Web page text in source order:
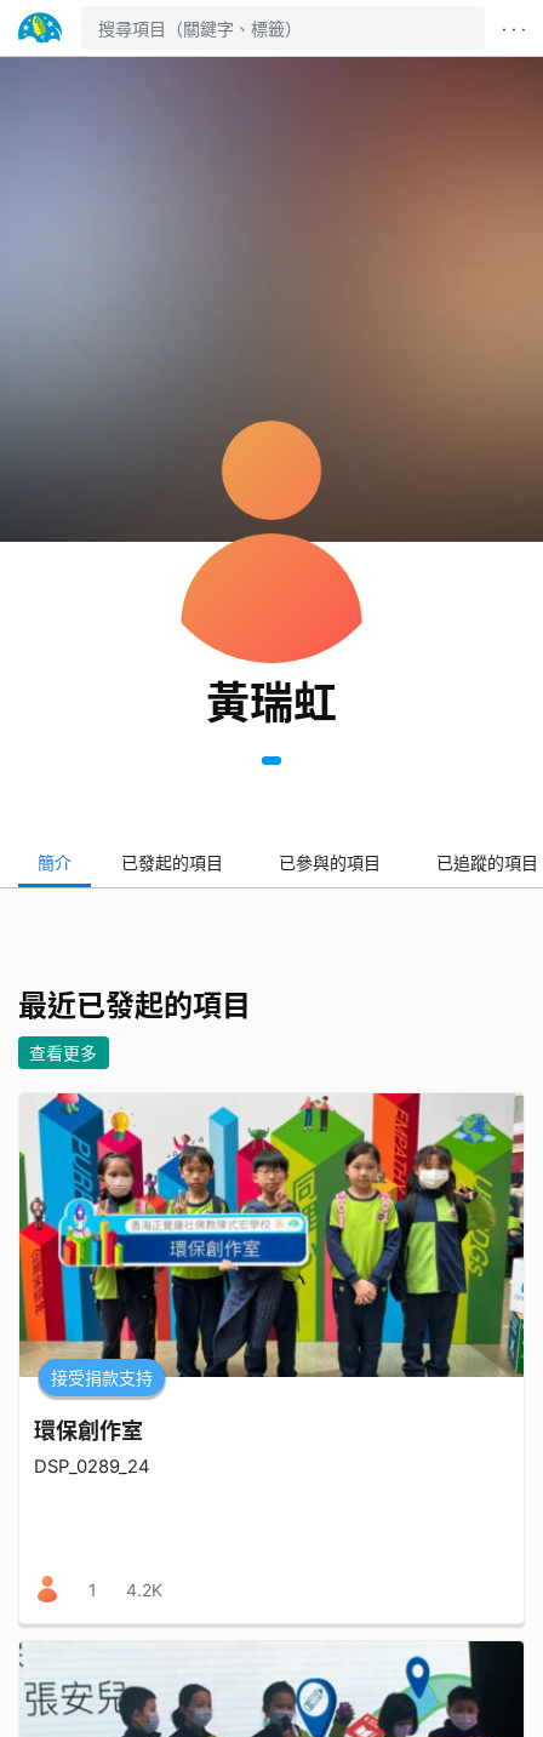
· · ·
黃瑞虹
簡介 已發起的項目 已參與的項目 已追蹤的項目
最近已發起的項目
查看更多
接受捐款支持
環保創作室
DSP_0289_24
1 4.2K